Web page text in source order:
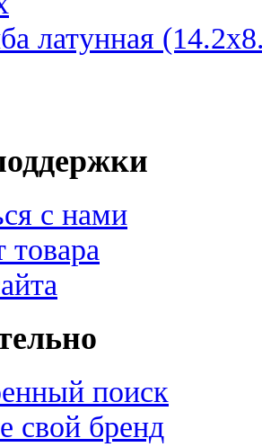
латунная
с нами
товара
поиск
свой бренд